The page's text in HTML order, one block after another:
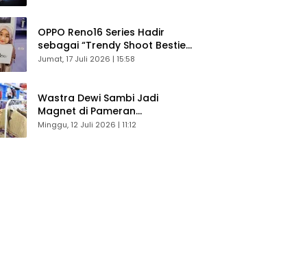
OPPO Reno16 Series Hadir
sebagai “Trendy Shoot Bestie”,
Bikin Konten Kreator Makin
Jumat, 17 Juli 2026 | 15:58
Wastra Dewi Sambi Jadi
Magnet di Pameran
Dekranasda, Banyak Diminati
Minggu, 12 Juli 2026 | 11:12